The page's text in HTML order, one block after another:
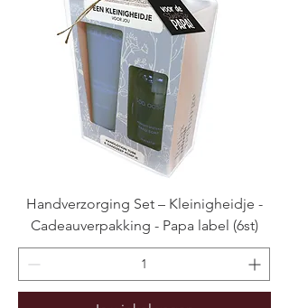
Handverzorging Set – Kleinigheidje -
Cadeauverpakking - Papa label (6st)